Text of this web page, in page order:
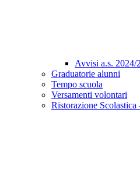
Avvisi a.s. 2024/
Graduatorie alunni
Tempo scuola
Versamenti volontari
Ristorazione